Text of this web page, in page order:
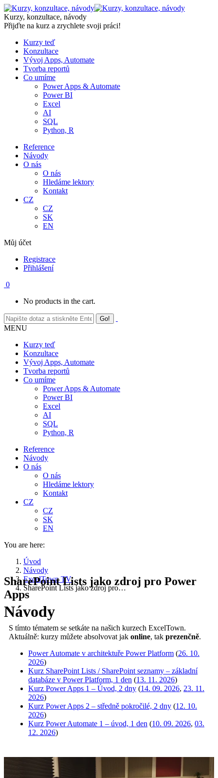
Skip
to
content
Kurzy, konzultace, návody
Přijďte na kurz a zrychlete svoji práci!
Kurzy teď
Konzultace
Vývoj Apps, Automate
Tvorba reportů
Co umíme
Power Apps & Automate
Power BI
Excel
AI
SQL
Python, R
Reference
Návody
O nás
O nás
Hledáme lektory
Kontakt
CZ
CZ
SK
EN
Můj účet
Registrace
Přihlášení
0
No products in the cart.
MENU
Kurzy teď
Konzultace
Vývoj Apps, Automate
Tvorba reportů
Co umíme
Power Apps & Automate
Power BI
Excel
AI
SQL
Python, R
Reference
Návody
O nás
O nás
Hledáme lektory
Kontakt
CZ
CZ
SK
EN
You are here:
Úvod
Návody
ExcelTown TV
SharePoint Lists jako zdroj pro…
Návody
SharePoint Lists jako zdroj pro Power
Apps
S tímto tématem se setkáte na našich kurzech ExcelTown.
Aktuálně: kurzy můžete absolvovat jak online, tak prezenčně.
Power Automate v architektuře Power Platform (26. 10.
2026)
Kurz SharePoint Lists / SharePoint seznamy – základní
databáze v Power Platform, 1 den (13. 11. 2026)
Kurz Power Apps 1 – Úvod, 2 dny (14. 09. 2026, 23. 11.
2026)
Kurz Power Apps 2 – středně pokročilé, 2 dny (12. 10.
2026)
Kurz Power Automate 1 – úvod, 1 den (10. 09. 2026, 03.
12. 2026)